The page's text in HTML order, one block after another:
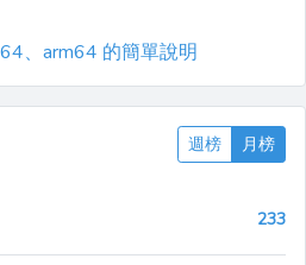
、arm64 的簡單說明
週榜 月榜
233